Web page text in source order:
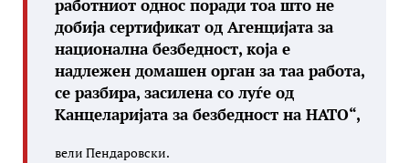
работниот однос поради тоа што не
добија сертификат од Агенцијата за
национална безбедност, која е
надлежен домашен орган за таа работа,
се разбира, засилена со луѓе од
Канцеларијата за безбедност на НАТО“,
вели Пендаровски.